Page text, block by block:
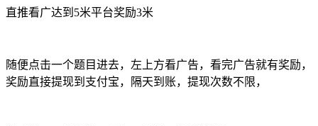
直推看广达到5米平台奖励3米
随便点击一个题目进去，左上方看广告，看完广告就有奖励，
奖励直接提现到支付宝，隔天到账，提现次数不限，